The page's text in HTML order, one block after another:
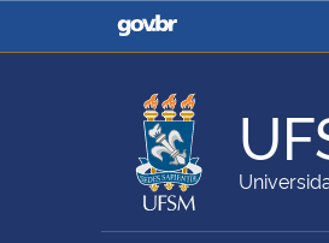
Casa Civil
Ministério da Agricultura,
Pecuária e Abastecimento